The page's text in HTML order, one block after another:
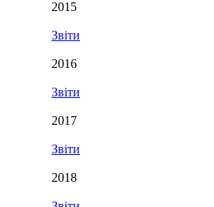
2015
Звіти
2016
Звіти
2017
Звіти
2018